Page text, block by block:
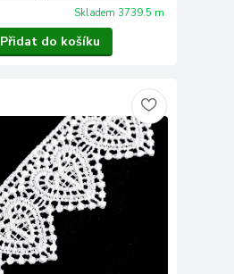
Skladem 3739.5 m
Přidat do košíku